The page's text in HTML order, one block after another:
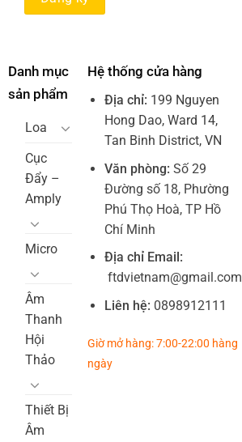
Danh mục
sản phẩm
Loa
Cục
Đẩy –
Amply
Micro
Âm
Thanh
Hội
Thảo
Thiết Bị
Âm
Hệ thống cửa hàng
Địa chỉ: 199 Nguyen
Hong Dao, Ward 14,
Tan Binh District, VN
Văn phòng: Số 29
Đường số 18, Phường
Phú Thọ Hoà, TP Hồ
Chí Minh
Địa chỉ Email:
ftdvietnam@gmail.com
Liên hệ: 0898912111
Giờ mở hàng: 7:00-22:00 hàng
ngày